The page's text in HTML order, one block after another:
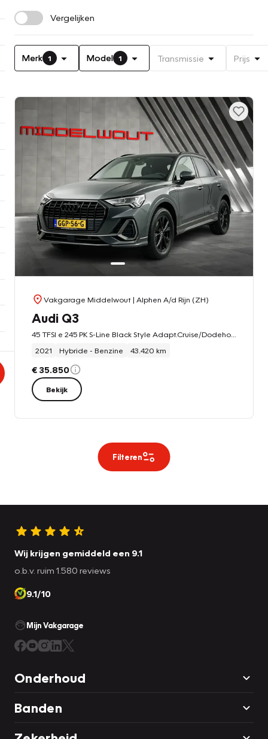
Vergelijken
Merk 1 Model 1 Transmissie Prijs
Vakgarage Middelwout| Alphen A/d Rijn (ZH)
Audi Q3
2021
Hybride - Benzine 43.420 km
€ 35.850
Bekijk
Filteren
Wij krijgen gemiddeld een 9.1
o.b.v. ruim 1.580 reviews
9.1/10
Mijn Vakgarage
Onderhoud
Banden